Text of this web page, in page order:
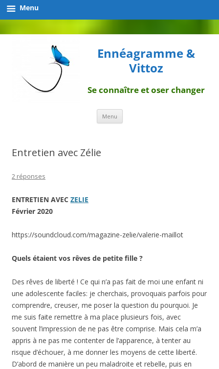
Ennéagramme &
Vittoz
Se connaître et oser changer
Menu Aller
contenu
Entretien avec Zélie
2 réponses
ENTRETIEN AVEC ZELIE
Février 2020
https://soundcloud.com/magazine-zelie/valerie-maillot
Quels étaient vos rêves de petite fille ?
Des rêves de liberté ! Ce qui n’a pas fait de moi une enfant ni
une adolescente faciles: je cherchais, provoquais parfois pour
comprendre, creuser, me poser la question du pourquoi. Je
me suis faite remettre à ma place plusieurs fois, avec
souvent l’impression de ne pas être comprise. Mais cela m’a
appris à ne pas me contenter de l’apparence, à tenter au
risque d’échouer, à me donner les moyens de cette liberté.
D’abord de manière un peu maladroite et rebelle, puis en
Menu